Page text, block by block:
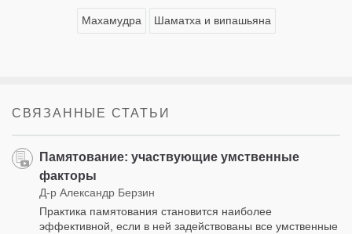
Махамудра Шаматха и випашьяна
СВЯЗАННЫЕ СТАТЬИ
Памятование: участвующие умственные
факторы
Д-р Александр Берзин
Практика памятования становится наиболее
эффективной, если в ней задействованы все умственные